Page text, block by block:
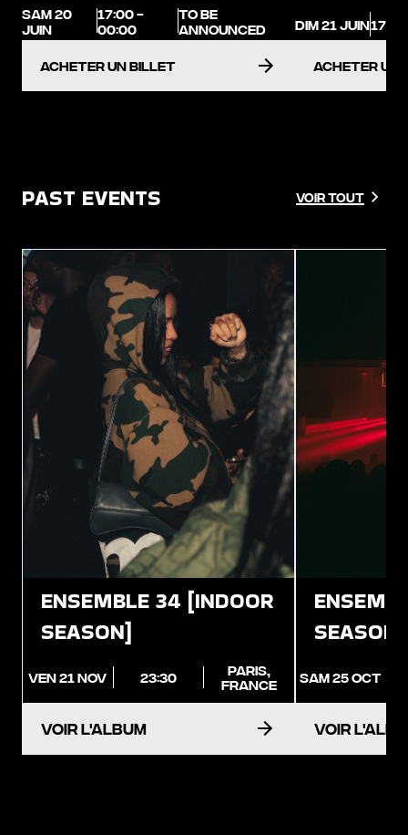
SAM 20
JUIN
17:00 -
00:00
TO BE
ANNOUNCED
acheter un billet
DIM 21 JUIN
acheter un
PAST EVENTS Voir tout
ENSEMBLE 34 [INDOOR
SEASON]
VEN 21 NOV 23:30
PARIS,
FRANCE
Voir l'album
SEASON]
SAM 25 OCT
Voir